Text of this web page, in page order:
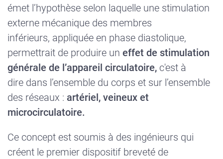
émet l’hypothèse selon laquelle une stimulation
externe mécanique des membres
inférieurs, appliquée en phase diastolique,
permettrait de produire un effet de stimulation
générale de l’appareil circulatoire, c'est à
dire dans l’ensemble du corps et sur l’ensemble
des réseaux : artériel, veineux et
microcirculatoire.
Ce concept est soumis à des ingénieurs qui
créent le premier dispositif breveté de